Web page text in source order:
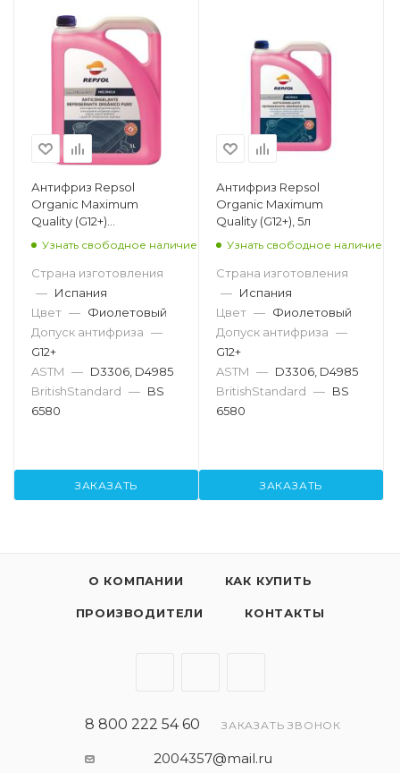
Антифриз Repsol
Organic Maximum
Quality (G12+)
концентрат, 5л
Узнать свободное наличие
Страна изготовления
— Испания
Цвет — Фиолетовый
Допуск антифриза —
G12+
ASTM — D3306, D4985
BritishStandard — BS
6580
ЗАКАЗАТЬ
Антифриз Repsol
Organic Maximum
Quality (G12+), 5л
Узнать свободное наличие
Страна изготовления
— Испания
Цвет — Фиолетовый
Допуск антифриза —
G12+
ASTM — D3306, D4985
BritishStandard — BS
6580
ЗАКАЗАТЬ
О КОМПАНИИ КАК КУПИТЬ
ПРОИЗВОДИТЕЛИ КОНТАКТЫ
8 800 222 54 60 ЗАКАЗАТЬ ЗВОНОК
2004357@mail.ru